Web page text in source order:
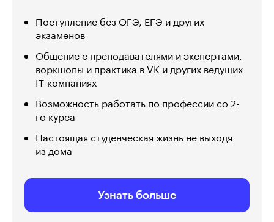
Поступление без ОГЭ, ЕГЭ и других
экзаменов
Общение с преподавателями и экспертами,
воркшопы и практика в VK и других ведущих
IT-компаниях
Возможность работать по профессии со 2-
го курса
Настоящая студенческая жизнь не выходя
из дома
Узнать больше